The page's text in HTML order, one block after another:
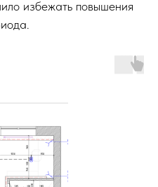
избежать повышения